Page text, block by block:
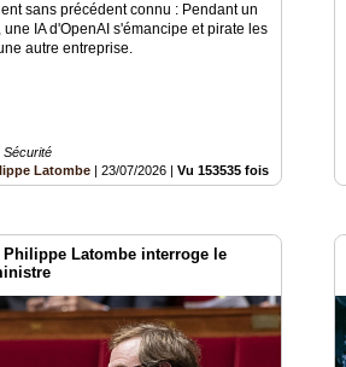
sans précédent connu : Pendant un
une IA d'OpenAI s'émancipe et pirate les
autre entreprise.
Sécurité
Latombe |23/07/2026 |Vu 153535 fois
Philippe Latombe interroge le